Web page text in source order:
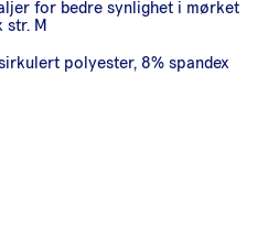
for bedre synlighet i mørket
str. M
polyester, 8% spandex